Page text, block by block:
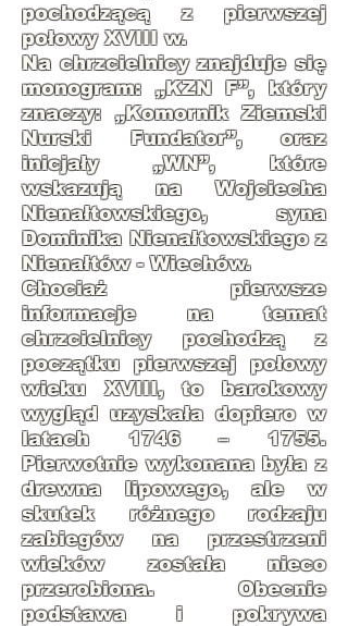
pochodzącą z pierwszej
połowy XVIII w.
Na chrzcielnicy znajduje się
monogram: „KZN F”, który
znaczy: „Komornik Ziemski
Nurski Fundator”, oraz
inicjały „WN”, które
wskazują na Wojciecha
Nienałtowskiego, syna
Dominika Nienałtowskiego z
Nienałtów - Wiechów.
Chociaż pierwsze
informacje na temat
chrzcielnicy pochodzą z
początku pierwszej połowy
wieku XVIII, to barokowy
wygląd uzyskała dopiero w
latach 1746 – 1755.
Pierwotnie wykonana była z
drewna lipowego, ale w
skutek różnego rodzaju
zabiegów na przestrzeni
wieków została nieco
przerobiona. Obecnie
podstawa i pokrywa